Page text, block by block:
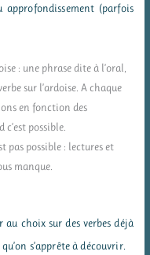
approfondissement (parfois
: une phrase dite à l’oral,
sur l’ardoise. A chaque
en fonction des
possible.
pas possible : lectures et
manque.
au choix sur des verbes déjà
s’apprête à découvrir.